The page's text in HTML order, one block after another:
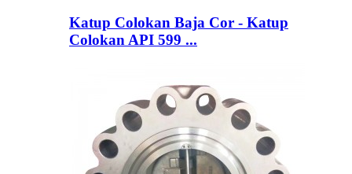
Katup Colokan Baja Cor - Katup
Colokan API 599 ...